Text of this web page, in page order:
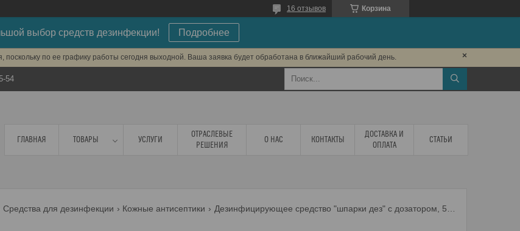
Корзина
16 отзывов
выбор средств дезинфекции! Подробнее
по ее графику работы сегодня выходной. Ваша заявка будет обработана в ближайший рабочий день.
54
ГЛАВНАЯ ТОВАРЫ УСЛУГИ
ОТРАСЛЕВЫЕ
РЕШЕНИЯ
О НАС КОНТАКТЫ
ДОСТАВКА И
ОПЛАТА
СТАТЬИ
Средства для дезинфекции Кожные антисептики